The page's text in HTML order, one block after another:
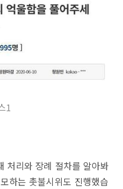
1
처리와 장례 절차를 알아봐
하는 촛불시위도 진행했습